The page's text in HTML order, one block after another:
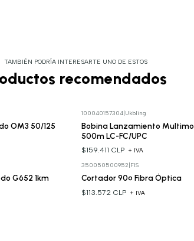
TAMBIÉN PODRÍA INTERESARTE UNO DE ESTOS
recomendados
OM3 50/125
100040157304| Ukbling
Bobina Lanzamiento
500m LC-FC/UPC
$159.411 CLP + IVA
G652 1km
350050500952 FIS
Cortador 90º Fibra Óptica
$113.572 CLP + IVA